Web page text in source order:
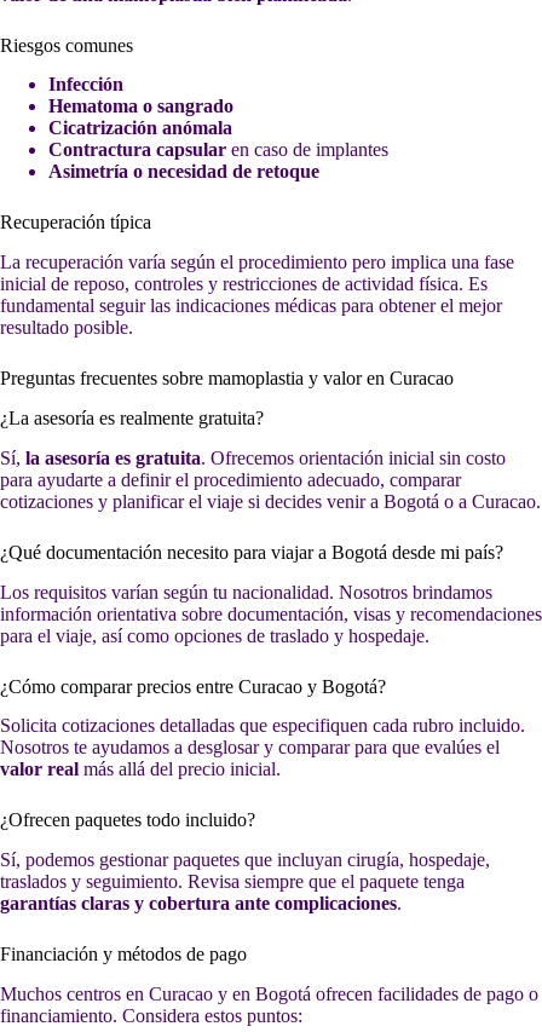
Riesgos comunes
Infección
Hematoma o sangrado
Cicatrización anómala
Contractura capsular en caso de implantes
Asimetría o necesidad de retoque
Recuperación típica
La recuperación varía según el procedimiento pero implica una fase
inicial de reposo, controles y restricciones de actividad física. Es
fundamental seguir las indicaciones médicas para obtener el mejor
resultado posible.
Preguntas frecuentes sobre mamoplastia y valor en Curacao
¿La asesoría es realmente gratuita?
Sí, la asesoría es gratuita. Ofrecemos orientación inicial sin costo
para ayudarte a definir el procedimiento adecuado, comparar
cotizaciones y planificar el viaje si decides venir a Bogotá o a Curacao.
¿Qué documentación necesito para viajar a Bogotá desde mi país?
Los requisitos varían según tu nacionalidad. Nosotros brindamos
información orientativa sobre documentación, visas y recomendaciones
para el viaje, así como opciones de traslado y hospedaje.
¿Cómo comparar precios entre Curacao y Bogotá?
Solicita cotizaciones detalladas que especifiquen cada rubro incluido.
Nosotros te ayudamos a desglosar y comparar para que evalúes el
valor real más allá del precio inicial.
¿Ofrecen paquetes todo incluido?
Sí, podemos gestionar paquetes que incluyan cirugía, hospedaje,
traslados y seguimiento. Revisa siempre que el paquete tenga
garantías claras y cobertura ante complicaciones.
Financiación y métodos de pago
Muchos centros en Curacao y en Bogotá ofrecen facilidades de pago o
financiamiento. Considera estos puntos: